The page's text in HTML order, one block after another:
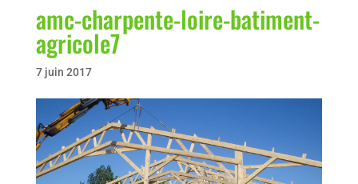
amc-charpente-loire-batiment-
agricole7
7 juin 2017